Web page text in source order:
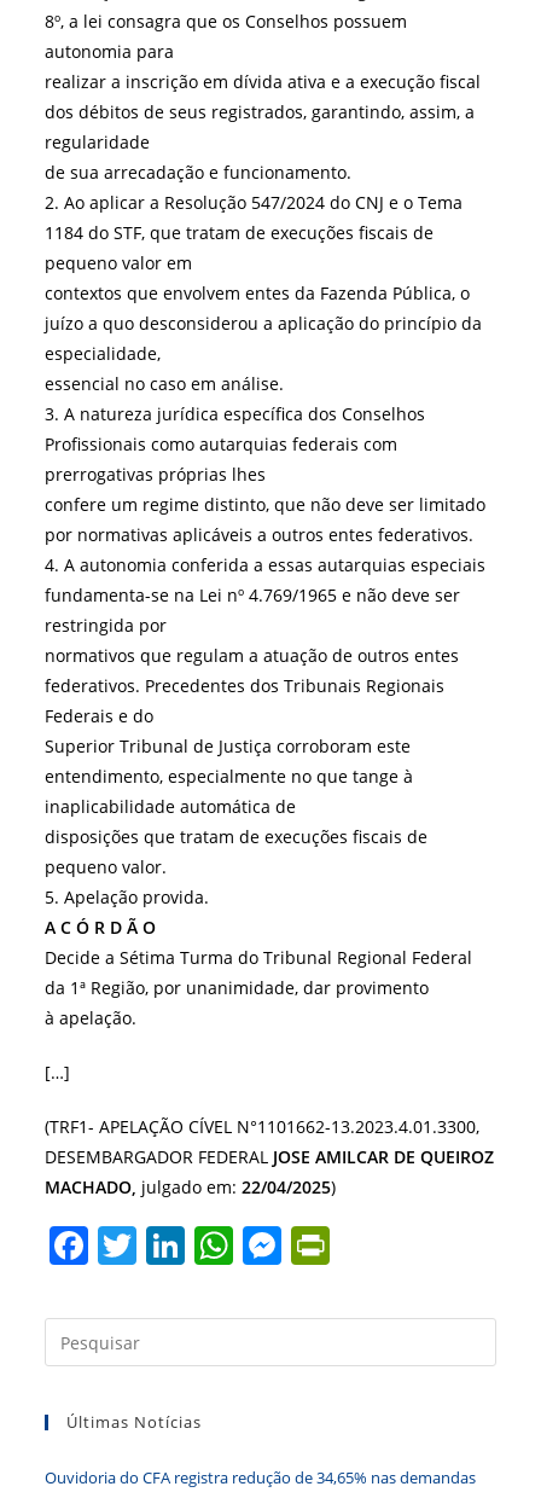
8º, a lei consagra que os Conselhos possuem
autonomia para
realizar a inscrição em dívida ativa e a execução fiscal
dos débitos de seus registrados, garantindo, assim, a
regularidade
de sua arrecadação e funcionamento.
2. Ao aplicar a Resolução 547/2024 do CNJ e o Tema
1184 do STF, que tratam de execuções fiscais de
pequeno valor em
contextos que envolvem entes da Fazenda Pública, o
juízo a quo desconsiderou a aplicação do princípio da
especialidade,
essencial no caso em análise.
3. A natureza jurídica específica dos Conselhos
Profissionais como autarquias federais com
prerrogativas próprias lhes
confere um regime distinto, que não deve ser limitado
por normativas aplicáveis a outros entes federativos.
4. A autonomia conferida a essas autarquias especiais
fundamenta-se na Lei nº 4.769/1965 e não deve ser
restringida por
normativos que regulam a atuação de outros entes
federativos. Precedentes dos Tribunais Regionais
Federais e do
Superior Tribunal de Justiça corroboram este
entendimento, especialmente no que tange à
inaplicabilidade automática de
disposições que tratam de execuções fiscais de
pequeno valor.
5. Apelação provida.
A C Ó R D Ã O
Decide a Sétima Turma do Tribunal Regional Federal
da 1ª Região, por unanimidade, dar provimento
à apelação.
[…]
(TRF1- APELAÇÃO CÍVEL N°1101662-13.2023.4.01.3300,
DESEMBARGADOR FEDERAL JOSE AMILCAR DE QUEIROZ
MACHADO, julgado em: 22/04/2025)
F
c
e
o
o
T
itt
er
Li
k
e
n
W
at
s
p
M
ss
e
er
tF
ri
dl
a
Últimas Notícias
Ouvidoria do CFA registra redução de 34,65% nas demandas